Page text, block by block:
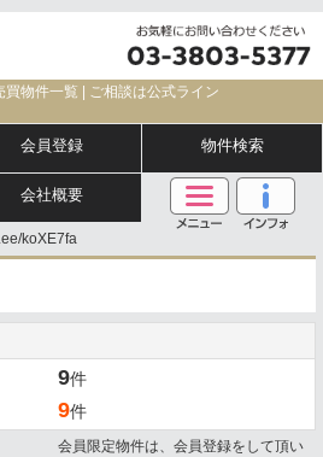
買物件一覧 | ご相談は公式ライン
会員登録 物件検索
会社概要
koXE7fa
9件
9件
会員限定物件は、会員登録をして頂い